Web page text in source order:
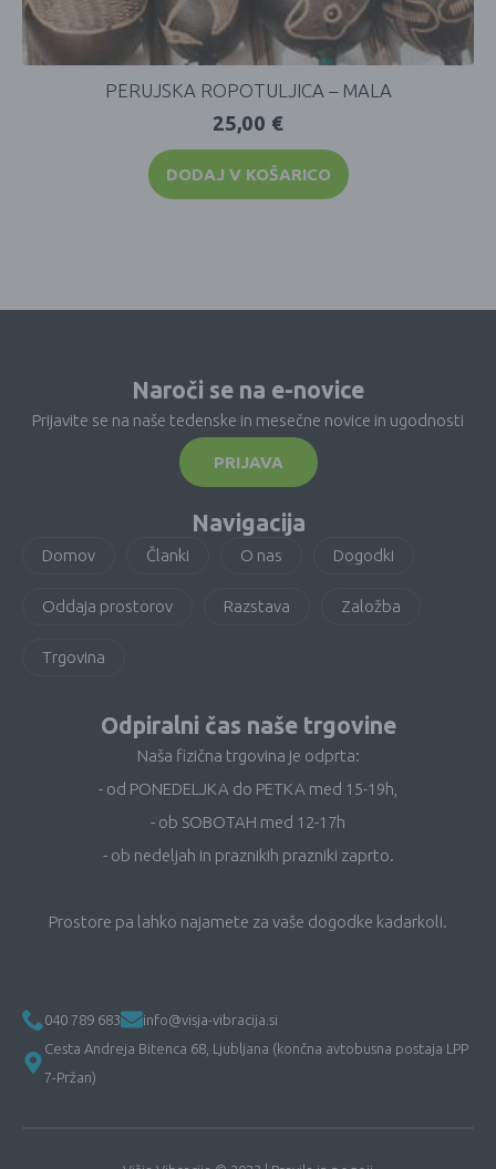
PERUJSKA ROPOTULJICA – MALA
25,00 €
DODAJ V KOŠARICO
Naroči se na e-novice
Prijavite se na naše tedenske in mesečne novice in ugodnosti
PRIJAVA
Navigacija
Domov Članki O nas Dogodki
Oddaja prostorov Razstava Založba
Trgovina
Odpiralni čas naše trgovine
Naša fizična trgovina je odprta:
- od PONEDELJKA do PETKA med 15-19h,
- ob SOBOTAH med 12-17h
- ob nedeljah in praznikih prazniki zaprto.
Prostore pa lahko najamete za vaše dogodke kadarkoli.
040 789 683
info@visja-vibracija.si
Cesta Andreja Bitenca 68, Ljubljana (končna avtobusna postaja LPP
7-Pržan)